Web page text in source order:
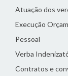
Atuação dos
Execução
Pessoal
Verba
Contratos e